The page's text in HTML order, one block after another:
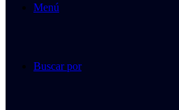
Menú
Buscar por